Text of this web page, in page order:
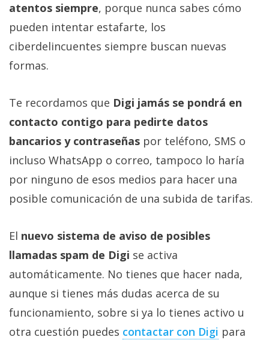
atentos siempre, porque nunca sabes cómo
pueden intentar estafarte, los
ciberdelincuentes siempre buscan nuevas
formas.
Te recordamos que Digi jamás se pondrá en
contacto contigo para pedirte datos
bancarios y contraseñas por teléfono, SMS o
incluso WhatsApp o correo, tampoco lo haría
por ninguno de esos medios para hacer una
posible comunicación de una subida de tarifas.
El nuevo sistema de aviso de posibles
llamadas spam de Digi se activa
automáticamente. No tienes que hacer nada,
aunque si tienes más dudas acerca de su
funcionamiento, sobre si ya lo tienes activo u
otra cuestión puedes contactar con Digi‎ para